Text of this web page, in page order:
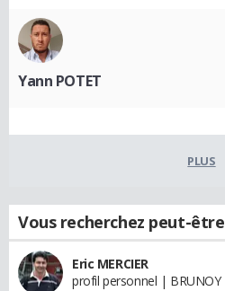
Yann POTET
PLUS
Vous recherchez peut-être
Eric MERCIER
profil personnel | BRUNOY